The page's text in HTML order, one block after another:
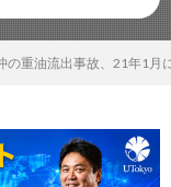
の重油流出事故、21年1月